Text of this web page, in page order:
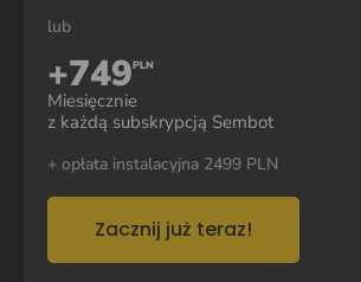
lub
+749PLN
Miesięcznie
z każdą subskrypcją Sembot
+ opłata instalacyjna 2499 PLN
Zacznij już teraz!